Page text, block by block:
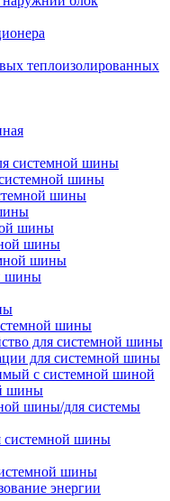
теплоизолированных
системной шины
шины
шины
шины
шины
шины
шины
для системной шины
для системной шины
с системной шиной
шины
шины/для системы
системной шины
шины